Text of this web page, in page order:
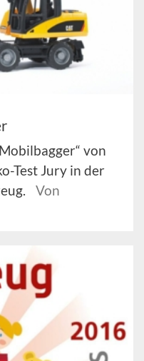
von
Test Jury in der
Von